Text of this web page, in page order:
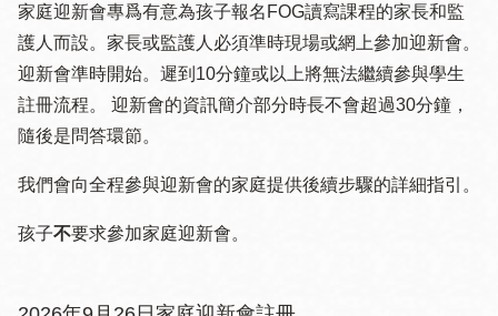
家庭迎新會專爲有意為孩子報名FOG讀寫課程的家長和監
護人而設。家長或監護人必須準時現場或網上參加迎新會。
迎新會準時開始。遲到10分鐘或以上將無法繼續參與學生
註冊流程。 迎新會的資訊簡介部分時長不會超過30分鐘，
隨後是問答環節。
我們會向全程參與迎新會的家庭提供後續步驟的詳細指引。
孩子不要求參加家庭迎新會。